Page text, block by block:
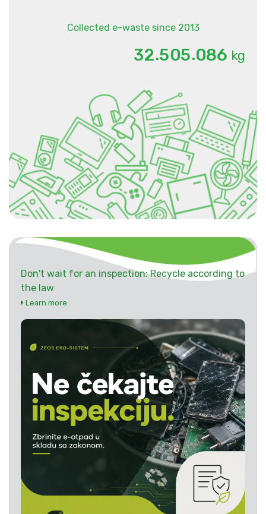
Collected e-waste since 2013
32.505.086 kg
Don't wait for an inspection: Recycle according to
the law
Learn more